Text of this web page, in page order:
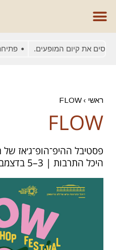
את קיום המופעים. פתיחת
ראשי ›
FLOW
FLOW
פסטיבל ההיפ־הופ־ג׳אז של
היכל התרבות | 3–5 בדצמבר